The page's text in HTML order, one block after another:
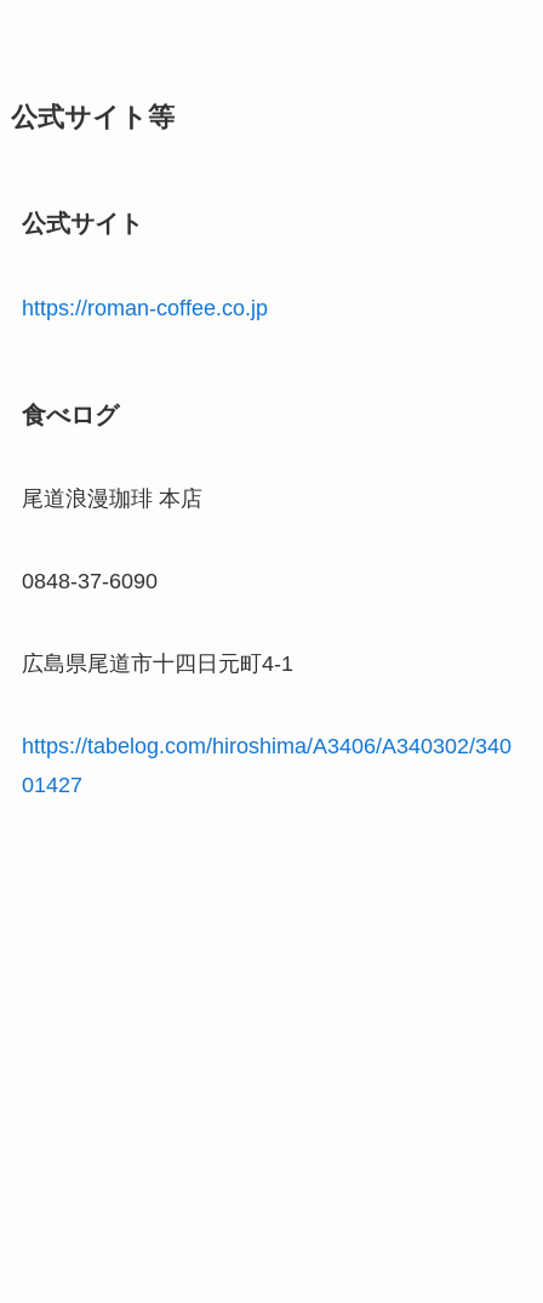
公式サイト等
公式サイト
https://roman-coffee.co.jp
食べログ
尾道浪漫珈琲 本店
0848-37-6090
広島県尾道市十四日元町4-1
https://tabelog.com/hiroshima/A3406/A340302/340
01427